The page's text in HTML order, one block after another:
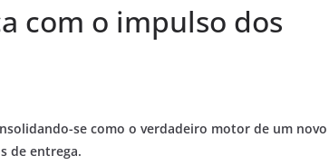
com o impulso dos
se como o verdadeiro motor de um novo
de entrega.